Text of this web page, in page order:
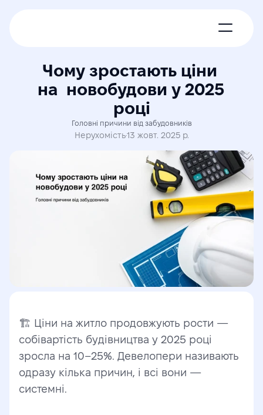
Новини
Експерти
Контакти
Чому зростають ціни
на  новобудови у 2025
році
Головні причини від забудовників
Нерухомість·13 жовт. 2025 р.
🏗 Ціни на житло продовжують рости —
собівартість будівництва у 2025 році
зросла на 10–25%. Девелопери називають
одразу кілька причин, і всі вони —
системні.